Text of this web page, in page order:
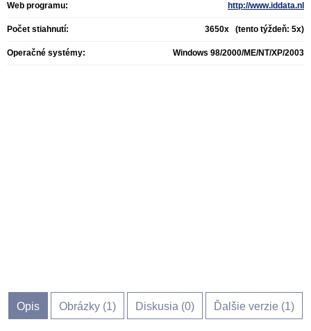
Web programu: http://www.iddata.nl
Počet stiahnutí: 3650x (tento týždeň: 5x)
Operačné systémy: Windows 98/2000/ME/NT/XP/2003
Opis Obrázky (1) Diskusia (0) Ďalšie verzie (1)